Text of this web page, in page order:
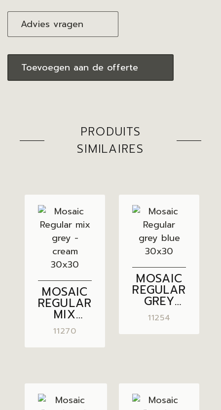
Advies vragen
Toevoegen aan de offerte
PRODUITS
SIMILAIRES
MOSAIC
REGULAR
MIX
GREY –
CREAM
30×30
11270
MOSAIC
REGULAR
GREY
BLUE
30×30
11254